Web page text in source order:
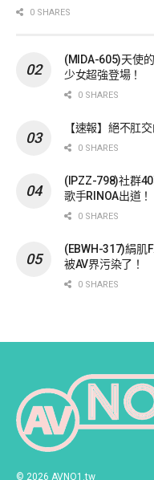
0 SHARES
(MIDA-605)天使
少女超強登場！
0 SHARES
【速報】絕不肛
0 SHARES
(IPZZ-798)社群
歌手RINOA出道！
0 SHARES
(EBWH-317)絹肌
被AV界污染了！
0 SHARES
© 2026 AVNO1.tw